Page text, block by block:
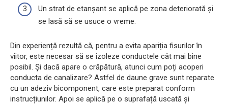
Un strat de etanșant se aplică pe zona deteriorată și
se lasă să se usuce o vreme.
Din experiență rezultă că, pentru a evita apariția fisurilor în
viitor, este necesar să se izoleze conductele cât mai bine
posibil. Și dacă apare o crăpătură, atunci cum poți acoperi
conducta de canalizare? Astfel de daune grave sunt reparate
cu un adeziv bicomponent, care este preparat conform
instrucțiunilor. Apoi se aplică pe o suprafață uscată și